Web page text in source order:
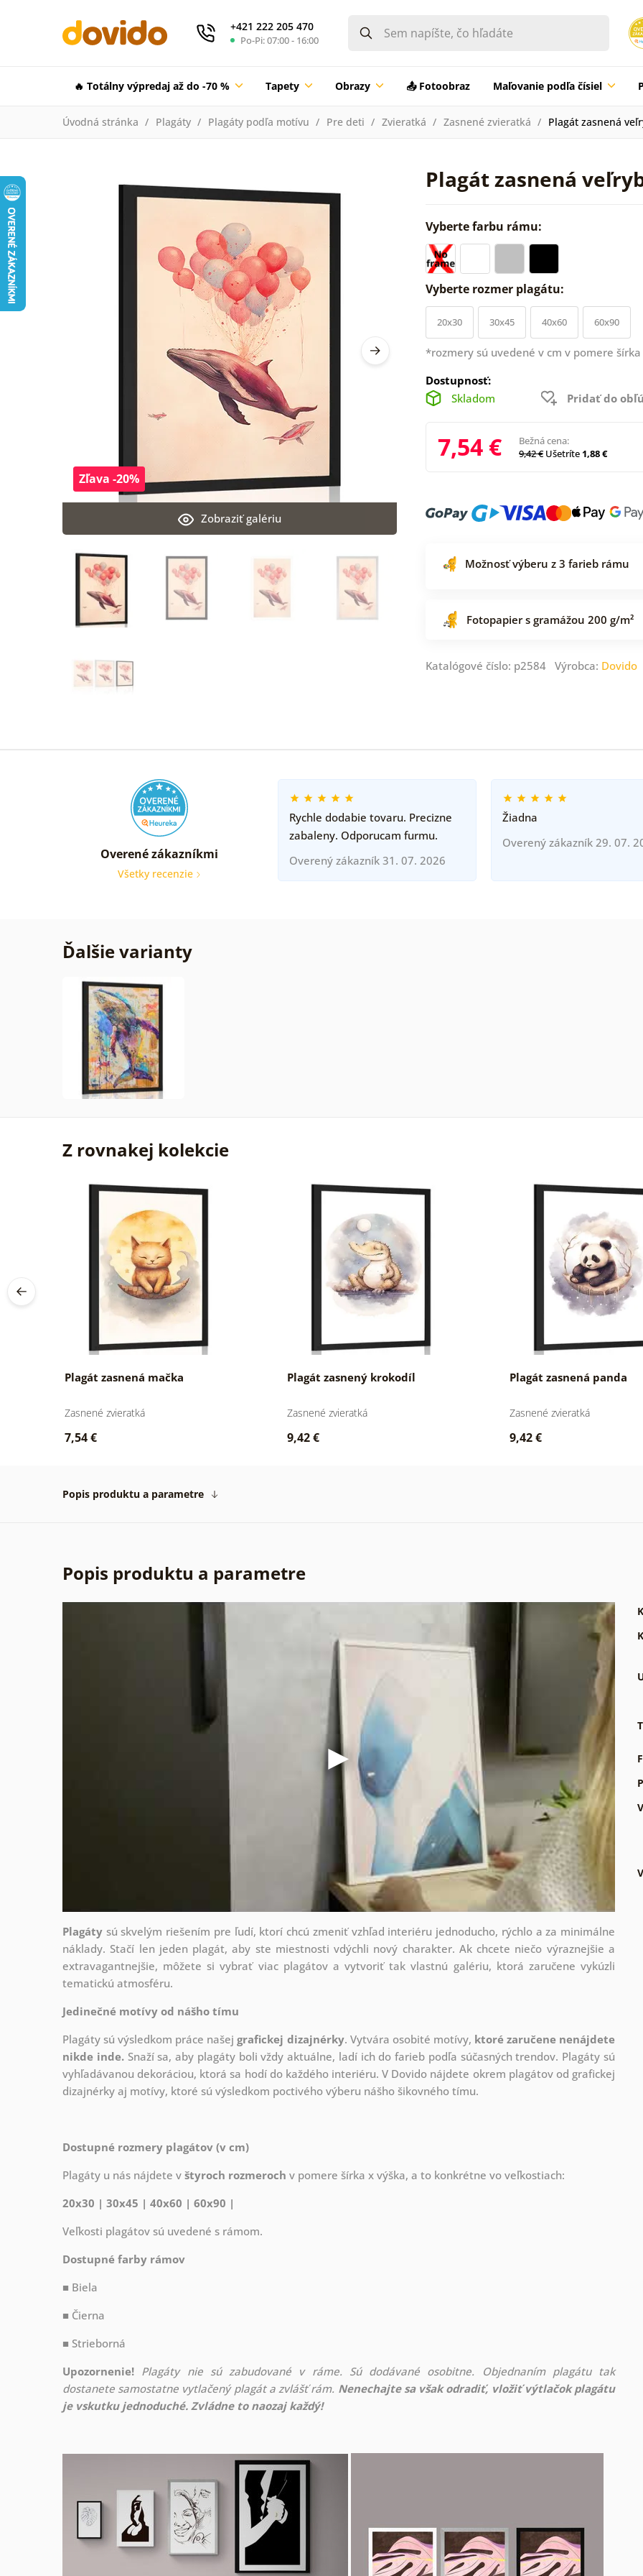
+421 222 205 470
Po-Pi: 07:00 - 16:00
🔥 Totálny výpredaj až do -70 % Tapety Obrazy 📤 Fotoobraz Maľovanie podľa čísiel
Úvodná stránka Plagáty Plagáty podľa motívu Pre deti Zvieratká Zasnené zvieratká Plagát zasnená
Plagát zasnená
Zobraziť galériu
Zľava -20%
Vyberte farbu rámu:
Vyberte rozmer plagátu:
20x30 30x45 40x60 60x90
*rozmery sú uvedené v cm v pomere šírka
Dostupnosť:
Skladom
Pridať do
7,54 €
Bežná cena:
9,42 € Ušetríte 1,88 €
Možnosť výberu z 3 farieb rámu
Fotopapier s gramážou 200 g/m²
Katalógové číslo: p2584 Výrobca: Dovido
Overené zákazníkmi
Všetky recenzie
Rychle dodabie tovaru. Precizne
zabaleny. Odporucam furmu.
Overený zákazník 31. 07. 2026
Žiadna
Overený zákazník 29. 07.
Ďalšie varianty
Z rovnakej kolekcie
Plagát zasnená mačka
Zasnené zvieratká
7,54 €
Plagát zasnený krokodíl
Zasnené zvieratká
9,42 €
Plagát zasnená panda
Zasnené zvieratká
9,42 €
Popis produktu a parametre
Popis produktu a parametre
Plagáty sú skvelým riešením pre ľudí, ktorí chcú zmeniť vzhľad interiéru jednoducho, rýchlo a za minimálne
náklady. Stačí len jeden plagát, aby ste miestnosti vdýchli nový charakter. Ak chcete niečo výraznejšie a
extravagantnejšie, môžete si vybrať viac plagátov a vytvoriť tak vlastnú galériu, ktorá zaručene vykúzli
tematickú atmosféru.
Jedinečné motívy od nášho tímu
Plagáty sú výsledkom práce našejgrafickej dizajnérky. Vytvára osobité motívy, ktoré zaručene nenájdete
nikde inde.Snaží sa, aby plagáty boli vždy aktuálne, ladí ich do farieb podľa súčasných trendov. Plagáty sú
vyhľadávanou dekoráciou, ktorá sa hodí do každého interiéru. V Dovido nájdete okrem plagátov od grafickej
dizajnérky aj motívy, ktoré sú výsledkom poctivého výberu nášho šikovného tímu.
Dostupné rozmery plagátov (v cm)
Plagáty u nás nájdete v štyroch rozmeroch v pomere šírka x výška, a to konkrétne vo veľkostiach:
20x30 | 30x45 | 40x60 | 60x90 |
Veľkosti plagátov sú uvedené s rámom.
Dostupné farby rámov
■ Biela
■ Čierna
■ Strieborná
Upozornenie! Plagáty nie sú zabudované v ráme. Sú dodávané osobitne. Objednaním plagátu tak
dostanete samostatne vytlačený plagát a zvlášť rám. Nenechajte sa však odradiť, vložiť výtlačok plagátu
je vskutku jednoduché. Zvládne to naozaj každý!